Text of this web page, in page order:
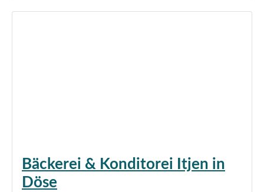
Bäckerei & Konditorei Itjen in
Döse